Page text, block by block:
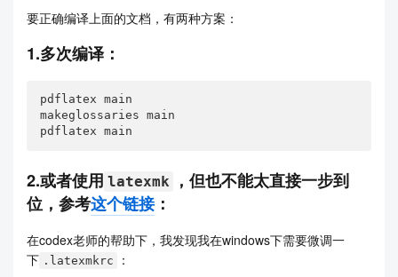
要正确编译上面的文档，有两种方案：
1.多次编译：
pdflatex main
makeglossaries main
pdflatex main
2.或者使用 latexmk
，但也不能太直接一步到
位，参考这个链接：
在codex老师的帮助下，我发现我在windows下需要微调一
下 .latexmkrc ：